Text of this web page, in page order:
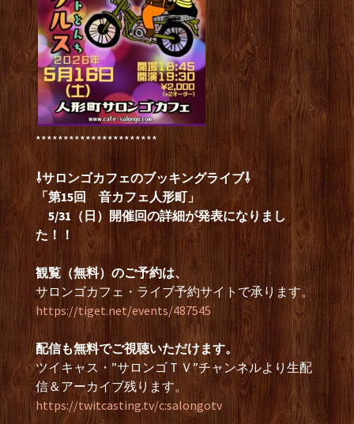
**********************
⇩サロンゴカフェのブッキングライブ⇩
「第15回 音カフェ人形町」
5/31（日）開催回の詳細が発表になりまし
た！！
観覧（無料）のご予約は、
サロンゴカフェ・ライブ予約サイトで承ります。
https://tiget.net/events/487545
配信も無料でご視聴いただけます。
ツイキャス・”サロンゴＴＶ”チャンネルより生配
信＆アーカイブ残ります。
https://twitcasting.tv/c:salongotv